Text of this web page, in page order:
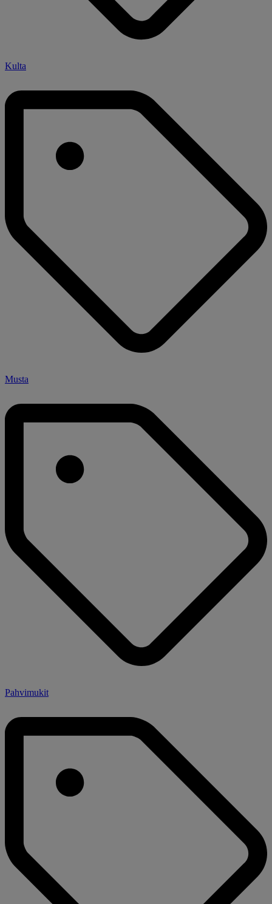
Kulta
Musta
Pahvimukit